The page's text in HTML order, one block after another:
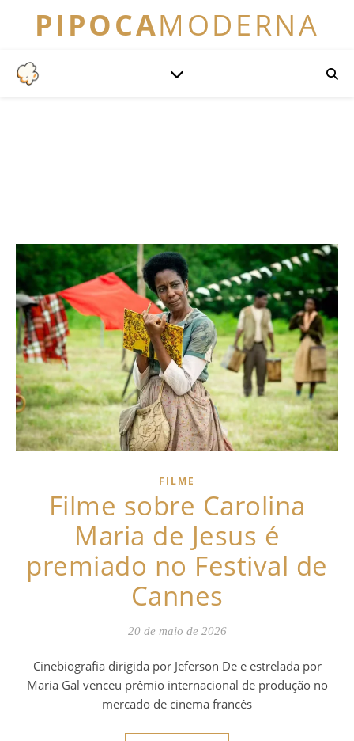
PIPOCAMODERNA
FILME
Filme sobre Carolina
Maria de Jesus é
premiado no Festival de
Cannes
20 de maio de 2026
Cinebiografia dirigida por Jeferson De e estrelada por
Maria Gal venceu prêmio internacional de produção no
mercado de cinema francês